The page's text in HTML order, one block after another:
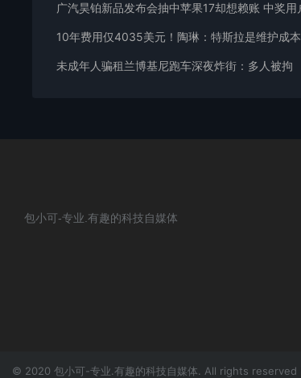
未成年人骗租兰博基尼跑车深夜炸街：多人被拘
包小可-专业.有趣的科技自媒体
© 2020 包小可-专业.有趣的科技自媒体. All rights reserved